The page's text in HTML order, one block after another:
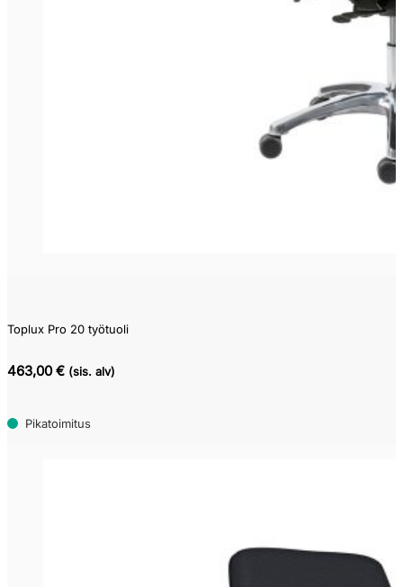
Toplux Pro 20 työtuoli
463,00 € (sis. alv)
Pikatoimitus